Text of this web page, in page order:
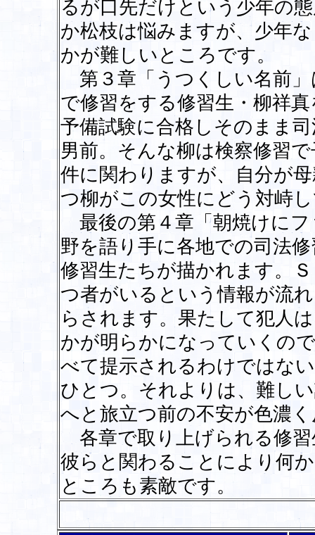
るが口先だけという少年の
か松枝は悩みますが、少年
かが難しいところです。
第３章「うつくしい名前」
で修習をする修習生・柳祥
予備試験に合格しそのまま
男前。そんな柳は検察修習
件に関わりますが、自分が
つ柳がこの女性にどう対峙
最後の第４章「朝焼けにフ
野を語り手に各地での司法
修習生たちが描かれます。
つ者がいるという情報が流
らされます。果たして犯人
かが明らかになっていくの
べて提示されるわけではな
ひとつ。それよりは、難し
へと旅立つ前の不安が色濃
各章で取り上げられる修
彼らと関わることにより何
ところも素敵です。